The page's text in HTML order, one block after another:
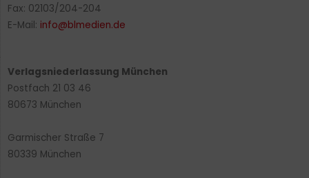
Fax: 02103/204-204
E-Mail: info@blmedien.de
Verlagsniederlassung München
Postfach 21 03 46
80673 München
Garmischer Straße 7
80339 München